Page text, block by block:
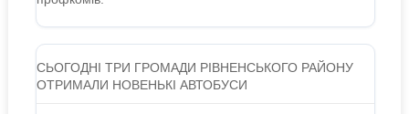
СЬОГОДНІ ТРИ ГРОМАДИ РІВНЕНСЬКОГО РАЙОНУ
ОТРИМАЛИ НОВЕНЬКІ АВТОБУСИ